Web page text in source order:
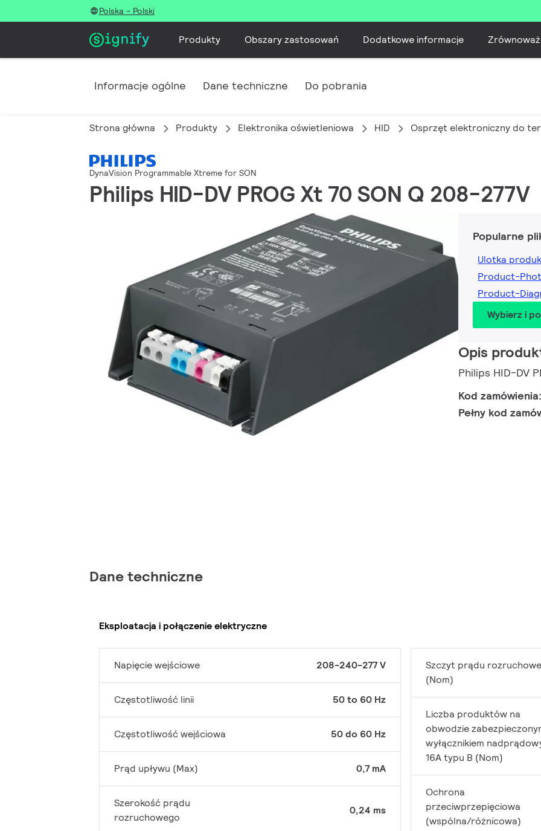
Polska - Polski
Produkty Obszary zastosowań Dodatkowe informacje
Informacje ogólne Dane techniczne Do pobrania
Strona główna Produkty Elektronika oświetleniowa HID Osprzęt elektroniczny do
DynaVision Programmable Xtreme for SON
Philips HID-DV PROG Xt 70 SON Q 208-277V
Popularne
Ulotka
Product-
Product-
Wybierz i
Opis
Philips HID-DV
Kod zamówienia:
Pełny kod
Dane techniczne
Eksploatacja i połączenie elektryczne
Napięcie wejściowe 208-240-277 V
Częstotliwość linii 50 to 60 Hz
Częstotliwość wejściowa 50 do 60 Hz
Prąd upływu (Max) 0,7 mA
Szerokość prądu
rozruchowego
0,24 ms
Szczyt prądu
(Nom)
Liczba produktów na
obwodzie
wyłącznikiem
16A typu B (Nom)
Ochrona
przeciwprzepięciowa
(wspólna/różnicowa)